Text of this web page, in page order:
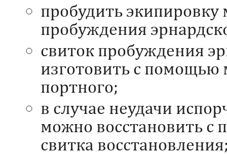
пробудить
пробуждения
свиток пробуждения
изготовить с помощью
портного;
в случае неудачи
можно восстановить
свитка